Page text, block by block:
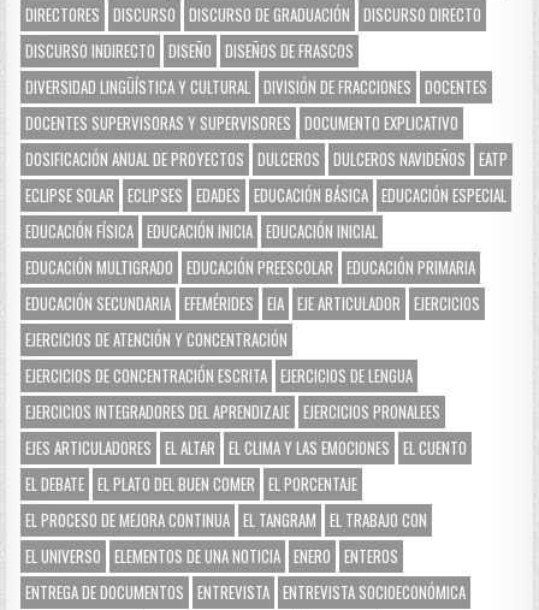
DIRECTORES
DISCURSO DISCURSO DE GRADUACIÓN
DISCURSO DIRECTO
DISCURSO INDIRECTO
DISEÑO
DISEÑOS DE FRASCOS
DIVERSIDAD LINGÜÍSTICA Y CULTURAL
DIVISIÓN DE FRACCIONES
DOCENTES
DOCENTES SUPERVISORAS Y SUPERVISORES
DOCUMENTO EXPLICATIVO
DOSIFICACIÓN ANUAL DE PROYECTOS
DULCEROS DULCEROS NAVIDEÑOS
EATP
ECLIPSE SOLAR
ECLIPSES EDADES EDUCACIÓN BÁSICA EDUCACIÓN ESPECIAL
EDUCACIÓN FÍSICA EDUCACIÓN INICIA EDUCACIÓN INICIAL
EDUCACIÓN MULTIGRADO
EDUCACIÓN PREESCOLAR
EDUCACIÓN PRIMARIA
EDUCACIÓN SECUNDARIA EFEMÉRIDES EIA EJE ARTICULADOR
EJERCICIOS
EJERCICIOS DE ATENCIÓN Y CONCENTRACIÓN
EJERCICIOS DE CONCENTRACIÓN ESCRITA EJERCICIOS DE LENGUA
EJERCICIOS INTEGRADORES DEL APRENDIZAJE EJERCICIOS PRONALEES
EJES ARTICULADORES
EL ALTAR EL CLIMA Y LAS EMOCIONES
EL CUENTO
EL DEBATE EL PLATO DEL BUEN COMER
EL PORCENTAJE
EL PROCESO DE MEJORA CONTINUA EL TANGRAM
EL TRABAJO CON
EL UNIVERSO
ELEMENTOS DE UNA NOTICIA ENERO
ENTEROS
ENTREGA DE DOCUMENTOS
ENTREVISTA ENTREVISTA SOCIOECONÓMICA